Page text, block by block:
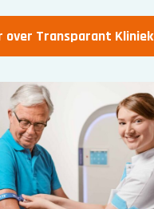
over Transparant Kliniek